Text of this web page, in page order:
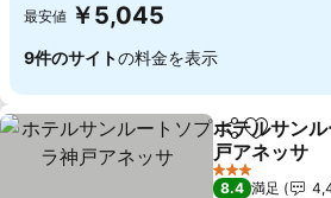
最安値 ￥5,045
9件のサイトの料金を表示
シェアお気に
ホテルサン
戸アネッサ
3 ホテルのランク
8.4 満足